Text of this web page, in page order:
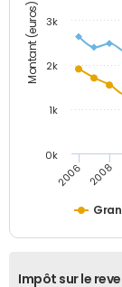
Montant (euros)
2006 2008
0k
1k
2k
3k
Impôt sur le